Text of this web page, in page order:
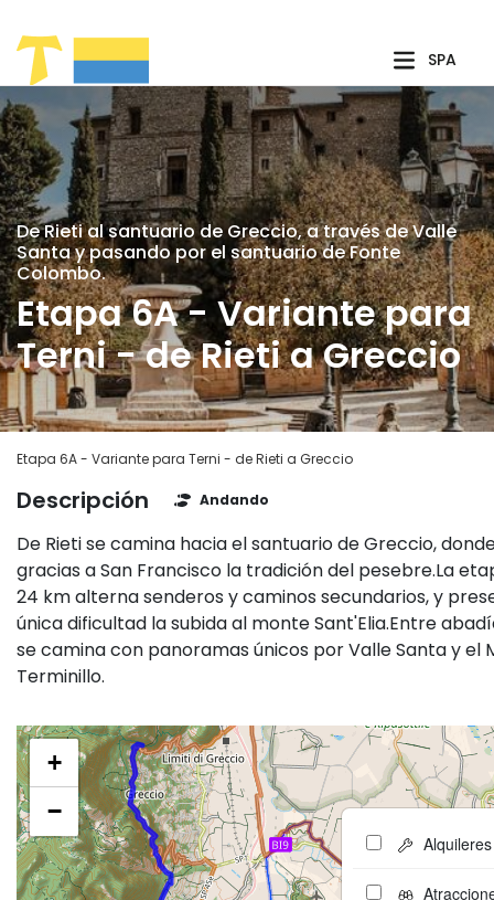
SPA
De Rieti al santuario de Greccio, a través de Valle
Santa y pasando por el santuario de Fonte
Colombo.
Etapa 6A - Variante para
Terni - de Rieti a Greccio
Etapa 6A - Variante para Terni - de Rieti a Greccio
Descripción Andando
De Rieti se camina hacia el santuario de Greccio,
gracias a San Francisco la tradición del pesebre.La
24 km alterna senderos y caminos secundarios, y
única dificultad la subida al monte Sant'Elia.Entre
se camina con panoramas únicos por Valle Santa y el
Terminillo.
+
−
Alquileres